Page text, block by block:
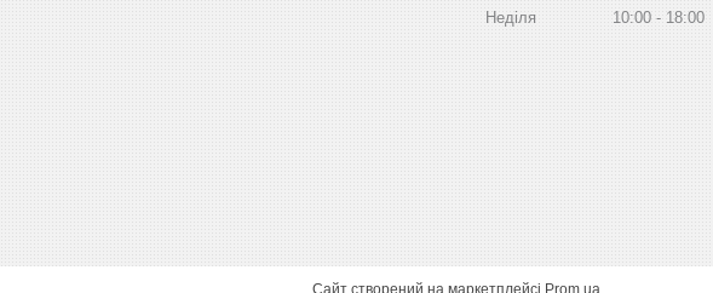
Неділя
10:00 18:00
Сайт створений на маркетплейсі Prom.ua